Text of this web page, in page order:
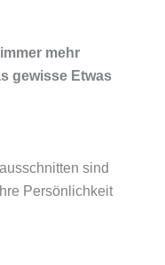
mehr
gewisse Etwas
sind
Persönlichkeit